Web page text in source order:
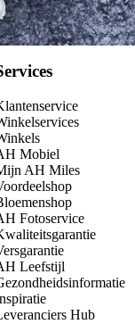
Mobiel
AH Miles
Fotoservice
Leefstijl
Hub